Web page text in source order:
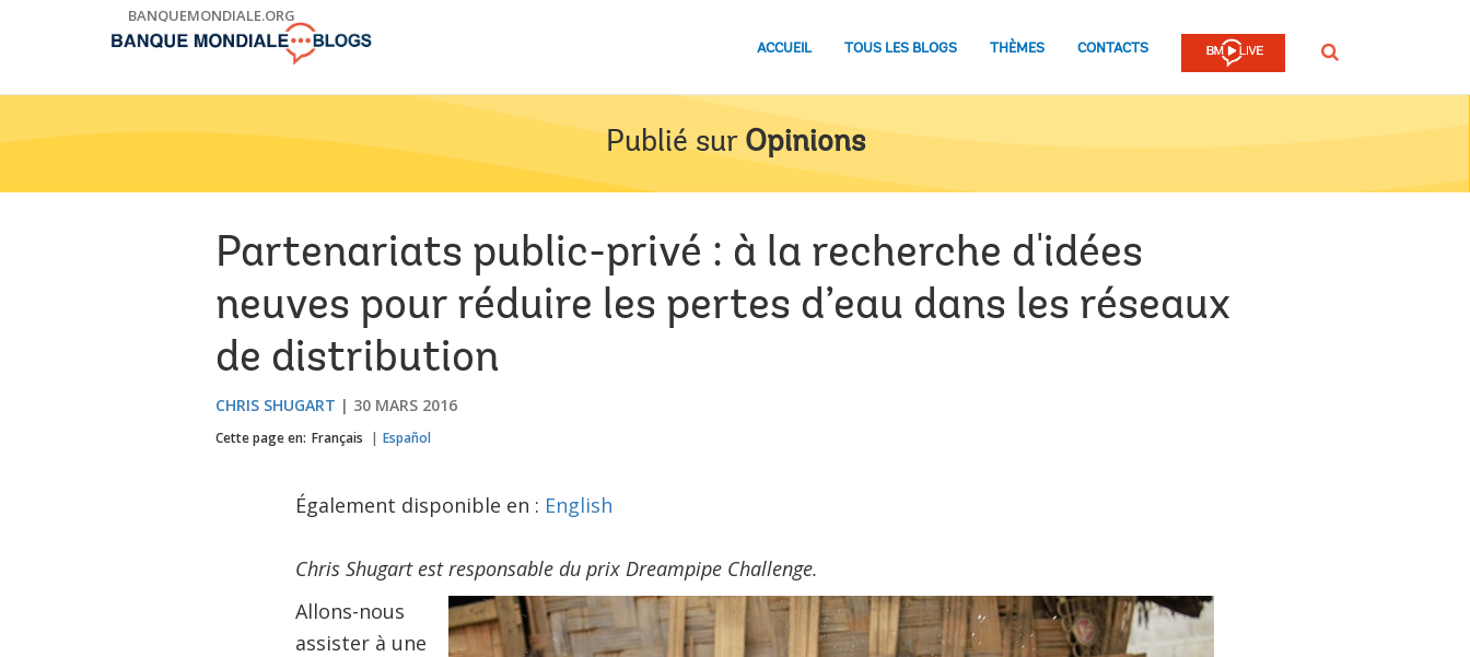
BANQUEMONDIALE.ORG
ACCUEIL TOUS LES BLOGS THÈMES CONTACTS Rechercher
Publié sur Opinions
Partenariats public-privé : à la recherche d'idées
neuves pour réduire les pertes d’eau dans les réseaux
de distribution
CHRIS SHUGART 30 MARS 2016
Cette page en: Français Español
Également disponible en : English
Chris Shugart est responsable du prix Dreampipe Challenge.
Allons-nous
assister à une